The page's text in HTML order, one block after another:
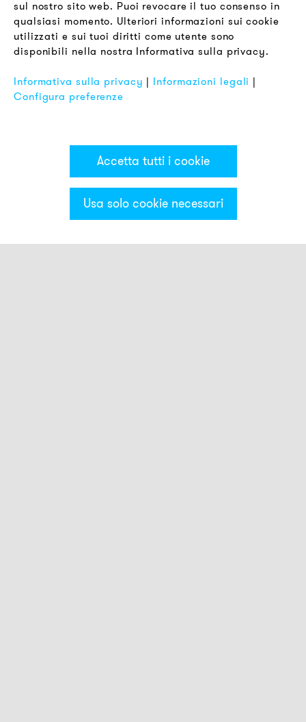
Categorie & Filter
Termini & Condizioni
Informativa sulla Privacy
Impronta
sul nostro sito web. Puoi revocare il tuo consenso in
qualsiasi momento. Ulteriori informazioni sui cookie
utilizzati e sui tuoi diritti come utente sono
disponibili nella nostra Informativa sulla privacy.
Informativa sulla privacy | Informazioni legali |
Configura preferenze
Accetta tutti i cookie
Usa solo cookie necessari